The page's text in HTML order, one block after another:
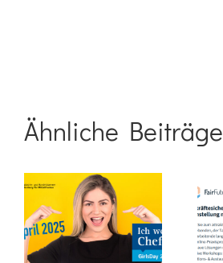
Ähnliche Beiträge